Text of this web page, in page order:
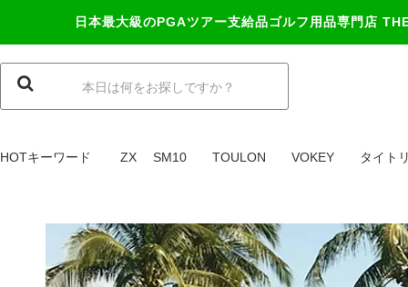
日本最大級のPGAツアー支給品ゴルフ用品専門店
HOTキーワード ZX SM10 TOULON VOKEY タイト